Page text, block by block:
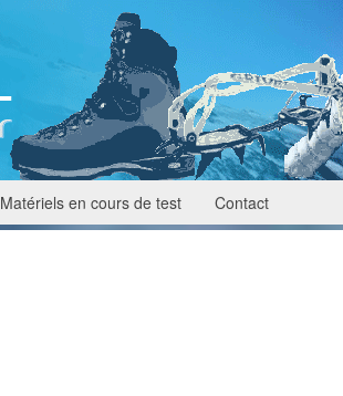
Matériels en cours de test Contact